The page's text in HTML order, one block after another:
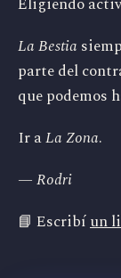
Eligiendo
La Bestia
parte del
que podemos
Ir aLa Zona.
— Rodri
📘 Escribíun